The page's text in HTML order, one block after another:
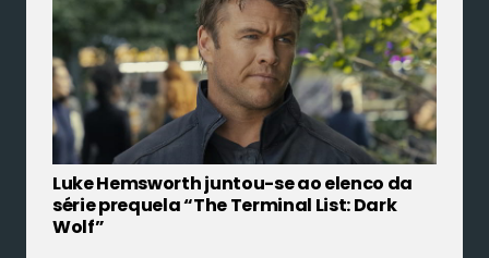
Luke Hemsworth juntou-se ao elenco da
série prequela “The Terminal List: Dark
Wolf”